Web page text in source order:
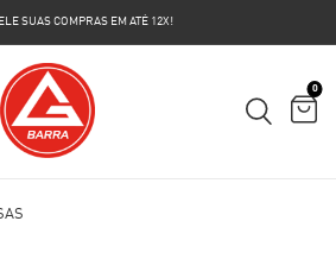
SUAS COMPRAS EM ATÉ 12X!
0